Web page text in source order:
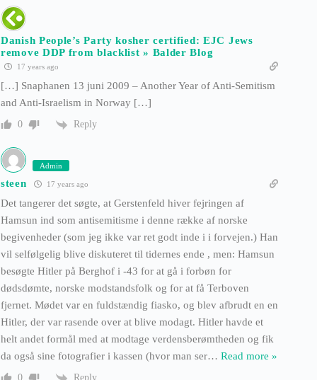
Danish People’s Party kosher certified: EJC Jews
remove DDP from blacklist » Balder Blog
17 years ago
[…] Snaphanen 13 juni 2009 – Another Year of Anti-Semitism
and Anti-Israelism in Norway […]
0 Reply
Admin
steen 17 years ago
Det tangerer det søgte, at Gerstenfeld hiver fejringen af
Hamsun ind som antisemitisme i denne række af norske
begivenheder (som jeg ikke var ret godt inde i i forvejen.) Han
vil selfølgelig blive diskuteret til tidernes ende , men: Hamsun
besøgte Hitler på Berghof i -43 for at gå i forbøn for
dødsdømte, norske modstandsfolk og for at få Terboven
fjernet. Mødet var en fuldstændig fiasko, og blev afbrudt en en
Hitler, der var rasende over at blive modagt. Hitler havde et
helt andet formål med at modtage verdensberømtheden og fik
da også sine fotografier i kassen (hvor man ser… Read more »
0 Reply